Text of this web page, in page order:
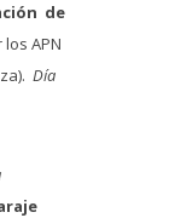
de
APN
Día